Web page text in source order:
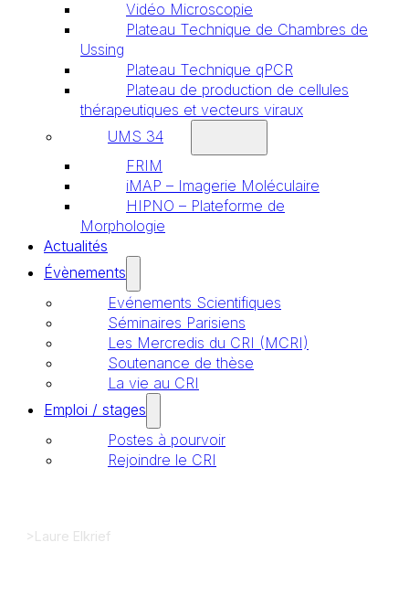
Vidéo Microscopie
Plateau Technique de Chambres de
Ussing
Plateau Technique qPCR
Plateau de production de cellules
thérapeutiques et vecteurs viraux
UMS 34
FRIM
iMAP – Imagerie Moléculaire
HIPNO – Plateforme de
Morphologie
Actualités
Évènements
Evénements Scientifiques
Séminaires Parisiens
Les Mercredis du CRI (MCRI)
Soutenance de thèse
La vie au CRI
Emploi / stages
Postes à pourvoir
Rejoindre le CRI
>Laure Elkrief